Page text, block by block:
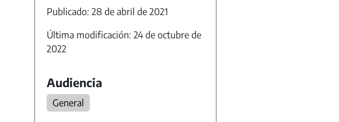
Publicado: 28 de abril de 2021
Última modificación: 24 de octubre de
2022
Audiencia
General